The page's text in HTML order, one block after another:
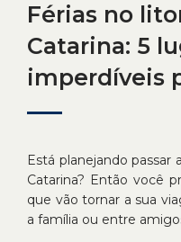
Férias no
Catarina: 5
imperdíveis
Está planejando passar
Catarina? Então você
que vão tornar a sua
a família ou entre